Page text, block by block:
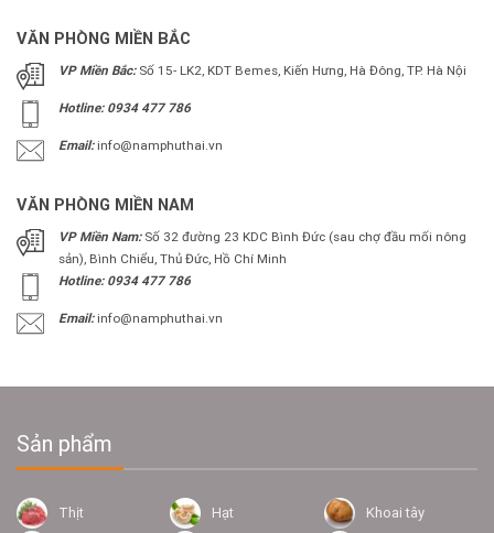
VĂN PHÒNG MIỀN BẮC
VP Miền Bắc:Số 15- LK2, KDT Bemes, Kiến Hưng, Hà Đông, TP. Hà Nội
Hotline: 0934 477 786
Email: info@namphuthai.vn
VĂN PHÒNG MIỀN NAM
VP Miền Nam:Số 32 đường 23 KDC Bình Đức (sau chợ đầu mối nông
sản), Bình Chiểu, Thủ Đức, Hồ Chí Minh
Hotline: 0934 477 786
Email:info@namphuthai.vn
Sản phẩm
Thịt Hạt
Khoai tây